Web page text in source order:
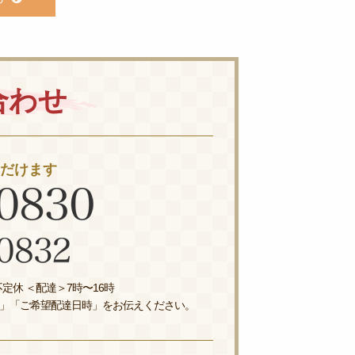
わせ
けます
休 ＜配達＞7時〜16時
ご希望配達日時」をお伝えください。